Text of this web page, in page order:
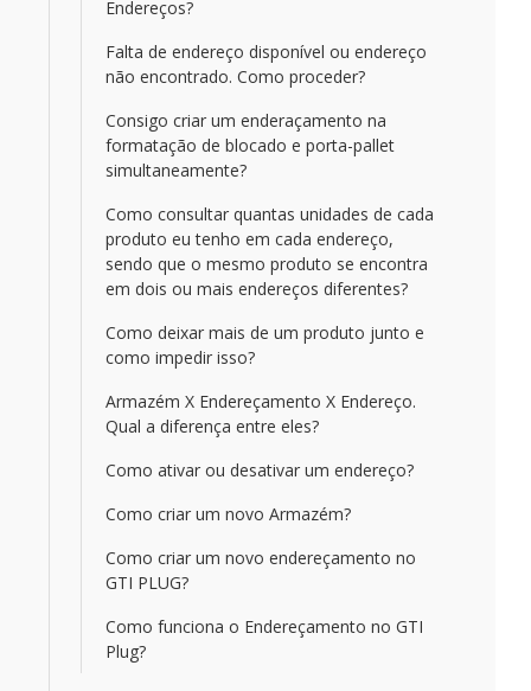
Endereços?
Falta de endereço disponível ou endereço
não encontrado. Como proceder?
Consigo criar um enderaçamento na
formatação de blocado e porta-pallet
simultaneamente?
Como consultar quantas unidades de cada
produto eu tenho em cada endereço,
sendo que o mesmo produto se encontra
em dois ou mais endereços diferentes?
Como deixar mais de um produto junto e
como impedir isso?
Armazém X Endereçamento X Endereço.
Qual a diferença entre eles?
Como ativar ou desativar um endereço?
Como criar um novo Armazém?
Como criar um novo endereçamento no
GTI PLUG?
Como funciona o Endereçamento no GTI
Plug?